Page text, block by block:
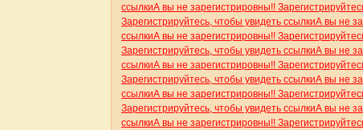
ссылкиА вы не зарегистрировны!!
Зарегистрируйтесь, чтобы увидеть ссылкиА вы не
ссылкиА вы не зарегистрировны!!
Зарегистрируйтесь, чтобы увидеть ссылкиА вы не
ссылкиА вы не зарегистрировны!!
Зарегистрируйтесь, чтобы увидеть ссылкиА вы не
ссылкиА вы не зарегистрировны!!
Зарегистрируйтесь, чтобы увидеть ссылкиА вы не
ссылкиА вы не зарегистрировны!!